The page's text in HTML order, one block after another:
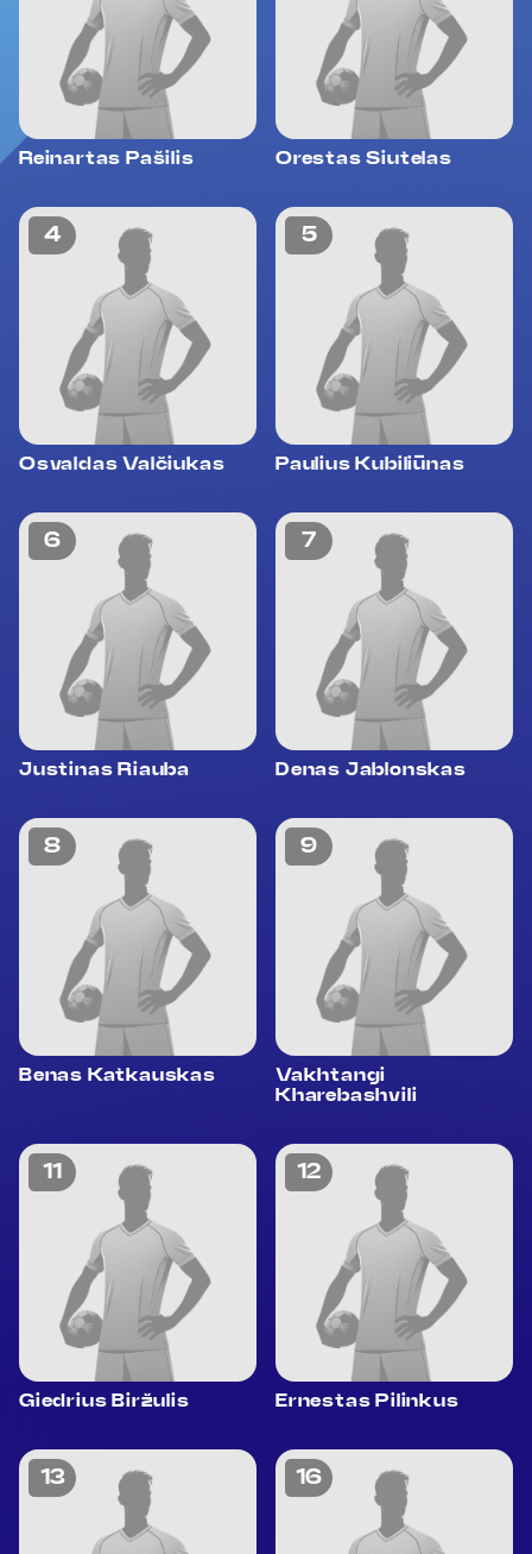
Reinartas Pašilis Orestas Siutelas
4
Osvaldas Valčiukas
5
Paulius Kubiliūnas
6
Justinas Riauba
7
Denas Jablonskas
8
Benas Katkauskas
9
Vakhtangi
Kharebashvili
11
Giedrius Biržulis
12
Ernestas Pilinkus
13 16